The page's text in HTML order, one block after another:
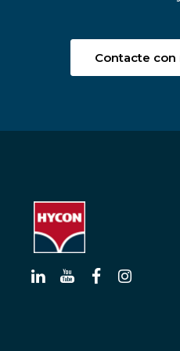
Contacte con